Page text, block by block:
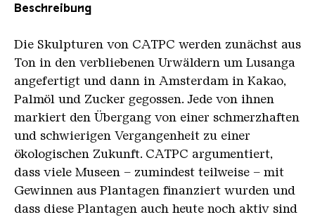
Beschreibung
Die Skulpturen von CATPC werden zunächst aus
Ton in den verbliebenen Urwäldern um Lusanga
angefertigt und dann in Amsterdam in Kakao,
Palmöl und Zucker gegossen. Jede von ihnen
markiert den Übergang von einer schmerzhaften
und schwierigen Vergangenheit zu einer
ökologischen Zukunft. CATPC argumentiert,
dass viele Museen – zumindest teilweise – mit
Gewinnen aus Plantagen finanziert wurden und
dass diese Plantagen auch heute noch aktiv sind